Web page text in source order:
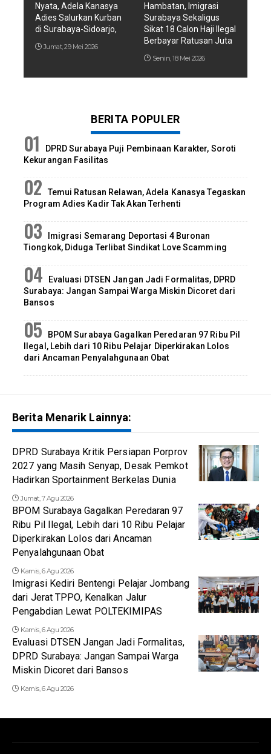
Nyata, Adela Kanasya
Adies Salurkan Kurban
di Surabaya-Sidoarjo,
Jumat, 29 Mei 2026
Hambatan, Imigrasi
Surabaya Sekaligus
Sikat 18 Calon Haji Ilegal
Berbayar Ratusan Juta
Senin, 18 Mei 2026
BERITA POPULER
DPRD Surabaya Puji Pembinaan Karakter, Soroti
Kekurangan Fasilitas
Temui Ratusan Relawan, Adela Kanasya Tegaskan
Program Adies Kadir Tak Akan Terhenti
Imigrasi Semarang Deportasi 4 Buronan
Tiongkok, Diduga Terlibat Sindikat Love Scamming
Evaluasi DTSEN Jangan Jadi Formalitas, DPRD
Surabaya: Jangan Sampai Warga Miskin Dicoret dari
Bansos
BPOM Surabaya Gagalkan Peredaran 97 Ribu Pil
Ilegal, Lebih dari 10 Ribu Pelajar Diperkirakan Lolos
dari Ancaman Penyalahgunaan Obat
Berita Menarik Lainnya:
DPRD Surabaya Kritik Persiapan Porprov
2027 yang Masih Senyap, Desak Pemkot
Hadirkan Sportainment Berkelas Dunia
Jumat, 7 Agu 2026
BPOM Surabaya Gagalkan Peredaran 97
Ribu Pil Ilegal, Lebih dari 10 Ribu Pelajar
Diperkirakan Lolos dari Ancaman
Penyalahgunaan Obat
Kamis, 6 Agu 2026
Imigrasi Kediri Bentengi Pelajar Jombang
dari Jerat TPPO, Kenalkan Jalur
Pengabdian Lewat POLTEKIMIPAS
Kamis, 6 Agu 2026
Evaluasi DTSEN Jangan Jadi Formalitas,
DPRD Surabaya: Jangan Sampai Warga
Miskin Dicoret dari Bansos
Kamis, 6 Agu 2026